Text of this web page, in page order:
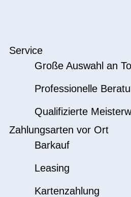
Service
Große Auswahl an
Professionelle
Qualifizierte
Zahlungsarten vor Ort
Barkauf
Leasing
Kartenzahlung